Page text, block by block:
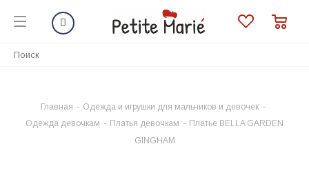
Главная - Одежда и игрушки для мальчиков и девочек -
Одежда девочкам - Платья девочкам - Платье BELLA GARDEN
GINGHAM